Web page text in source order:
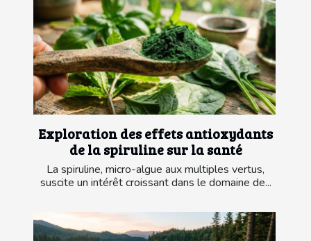
Exploration des effets antioxydants
de la spiruline sur la santé
La spiruline, micro-algue aux multiples vertus,
suscite un intérêt croissant dans le domaine de...